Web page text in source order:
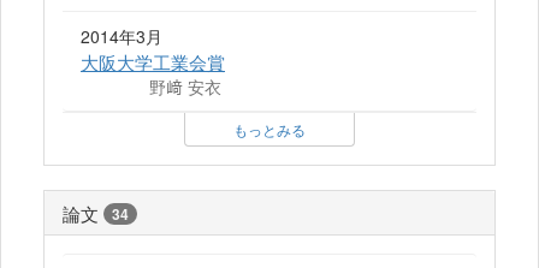
2014年3月
大阪大学工業会賞
野﨑 安衣
もっとみる
論文 34